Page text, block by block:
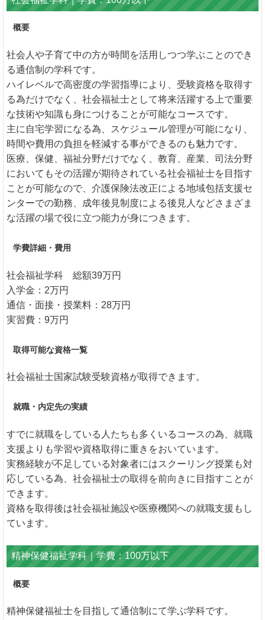
概要
社会人や子育て中の方が時間を活用しつつ学ぶことのでき
る通信制の学科です。
ハイレベルで高密度の学習指導により、受験資格を取得す
る為だけでなく、社会福祉士として将来活躍する上で重要
な技術や知識も身につけることが可能なコースです。
主に自宅学習になる為、スケジュール管理が可能になり、
時間や費用の負担を軽減する事ができるのも魅力です。
医療、保健、福祉分野だけでなく、教育、産業、司法分野
においてもその活躍が期待されている社会福祉士を目指す
ことが可能なので、介護保険法改正による地域包括支援セ
ンターでの勤務、成年後見制度による後見人などさまざま
な活躍の場で役に立つ能力が身につきます。
学費詳細・費用
社会福祉学科 総額39万円
入学金：2万円
通信・面接・授業料：28万円
実習費：9万円
取得可能な資格一覧
社会福祉士国家試験受験資格が取得できます。
就職・内定先の実績
すでに就職をしている人たちも多くいるコースの為、就職
支援よりも学習や資格取得に重きをおいています。
実務経験が不足している対象者にはスクーリング授業も対
応している為、社会福祉士の取得を前向きに目指すことが
できます。
資格を取得後は社会福祉施設や医療機関への就職支援もし
ています。
精神保健福祉学科｜学費：100万以下
概要
精神保健福祉士を目指して通信制にて学ぶ学科です。